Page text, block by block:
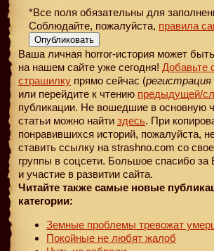
*Все поля обязательны для
Соблюдайте, пожалуйста, правила
Опубликовать
Ваша личная horror-история может
на нашем сайте уже сегодня! Добавьте
страшилку прямо сейчас (
или перейдите к чтению предыдущей/
публикации. Не вошедшие в основную
статьи можно найти здесь. При
понравившихся историй, пожалуйста,
ставить ссылку на strashno.com со
группы в соцсети. Большое спасибо
и участие в развитии сайта.
Читайте также самые новые
категории:
Земные проблемы тревожат
Покойные не любят жалоб